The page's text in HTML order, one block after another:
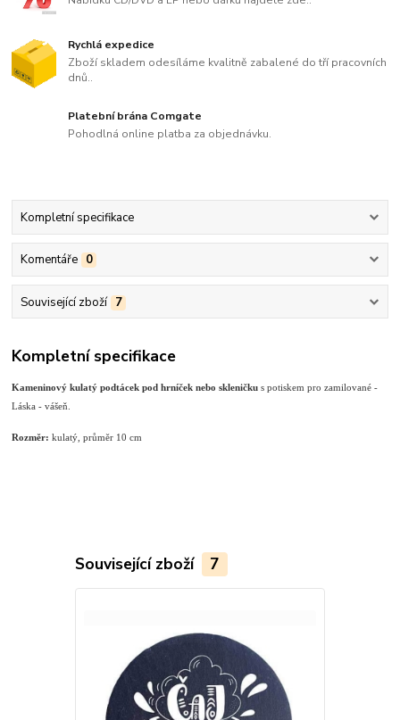
Rychlá expedice
Zboží skladem odesíláme kvalitně zabalené do tří pracovních
dnů..
Platební brána Comgate
Pohodlná online platba za objednávku.
Kompletní specifikace
Komentáře 0
Související zboží 7
Kompletní specifikace
Kameninový kulatý podtácek pod hrníček nebo skleničku s potiskem pro zamilované -
Láska - vášeň.
Rozměr: kulatý, průměr 10 cm
Související zboží 7